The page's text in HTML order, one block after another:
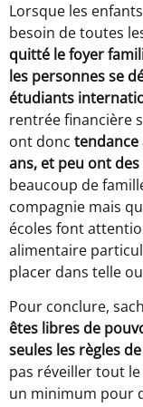
Lorsque les
besoin de toutes
quitté le foyer
les personnes se
étudiants
rentrée financière
ont donc tendance
ans, et peu ont
beaucoup de
compagnie mais
écoles font
alimentaire
placer dans telle
Pour conclure,
êtes libres de
seules les règles
pas réveiller tout
un minimum pour